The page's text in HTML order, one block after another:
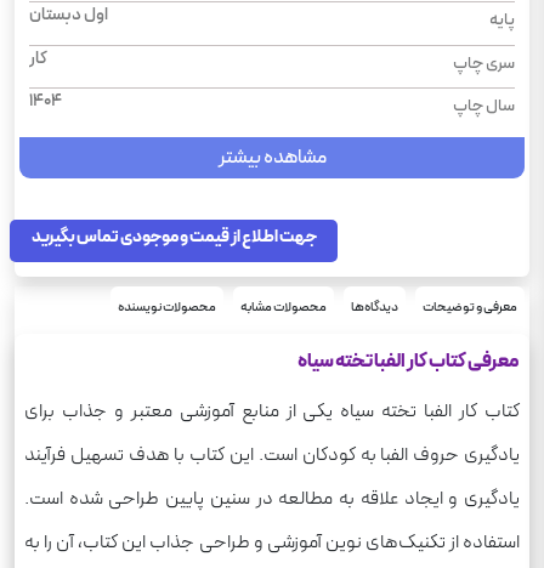
پایه
اول دبستان
سری چاپ
کار
سال چاپ
1404
مشاهده بیشتر
جهت اطلاع از قیمت و موجودی تماس بگیرید
معرفی و توضیحات دیدگاه‌ها محصولات مشابه محصولات نویسنده
معرفی کتاب کار الفبا تخته سیاه
کتاب کار الفبا تخته سیاه یکی از منابع آموزشی معتبر و جذاب برای
یادگیری حروف الفبا به کودکان است. این کتاب با هدف تسهیل فرآیند
یادگیری و ایجاد علاقه به مطالعه در سنین پایین طراحی شده است.
استفاده از تکنیک‌های نوین آموزشی و طراحی جذاب این کتاب، آن را به